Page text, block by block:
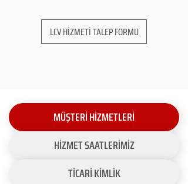
LCV HİZMETİ TALEP FORMU
MÜŞTERİ HİZMETLERİ
HİZMET SAATLERİMİZ
TİCARİ KİMLİK